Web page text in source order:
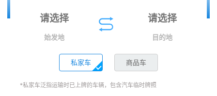
始发地 目的地
私家车 商品车
*私家车泛指运输时已上牌的车辆，包含汽车临时牌照